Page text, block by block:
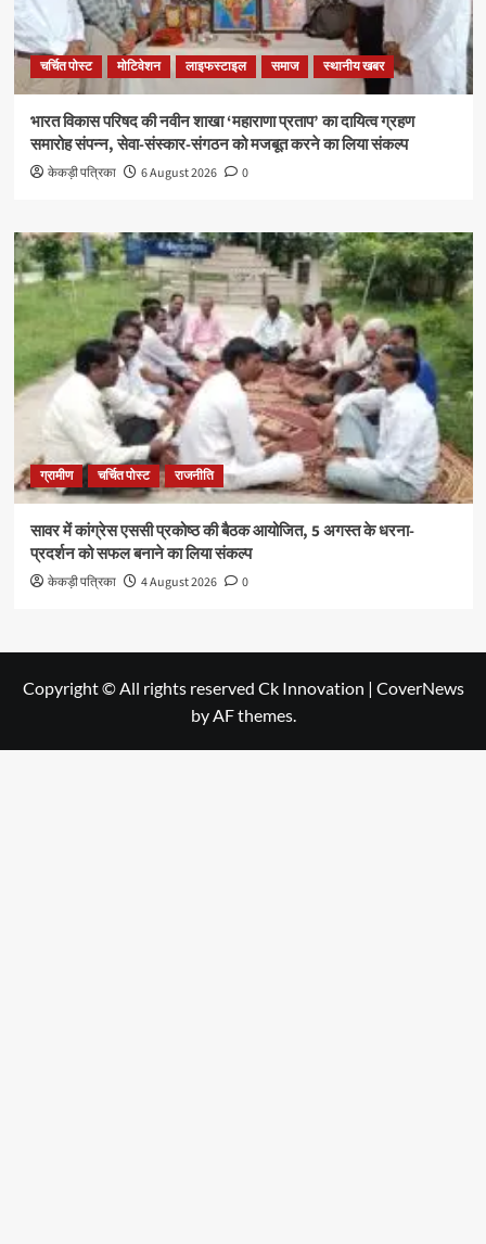
चर्चित पोस्ट मोटिवेशन लाइफस्टाइल समाज स्थानीय खबर
भारत विकास परिषद की नवीन शाखा ‘महाराणा प्रताप’ का दायित्व ग्रहण
समारोह संपन्न, सेवा-संस्कार-संगठन को मजबूत करने का लिया संकल्प
केकड़ी पत्रिका 6 August 2026 0
ग्रामीण चर्चित पोस्ट राजनीति
सावर में कांग्रेस एससी प्रकोष्ठ की बैठक आयोजित, 5 अगस्त के धरना-
प्रदर्शन को सफल बनाने का लिया संकल्प
केकड़ी पत्रिका 4 August 2026 0
Copyright © All rights reserved Ck Innovation | CoverNews
by AF themes.